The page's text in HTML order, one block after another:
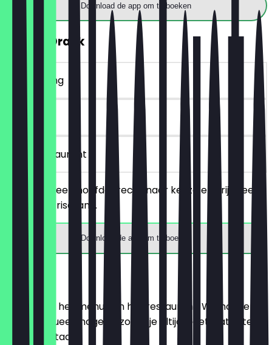
Download de app om te boeken
GRATIS Drank
~€ 3 korting
90 dagen
in het restaurant
Je bestelt een hoofdgerecht naar keuze en krijgt een
gratis 0,2l frisdrank.
Download de app om te boeken
Menu
Hier vind je het menu van het restaurant. We houden
het zo actueel mogelijk, zodat je altijd weet wat je te
wachten staat.